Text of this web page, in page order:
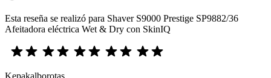
Esta reseña se realizó para Shaver S9000 Prestige SP9882/36
Afeitadora eléctrica Wet & Dry con SkinIQ